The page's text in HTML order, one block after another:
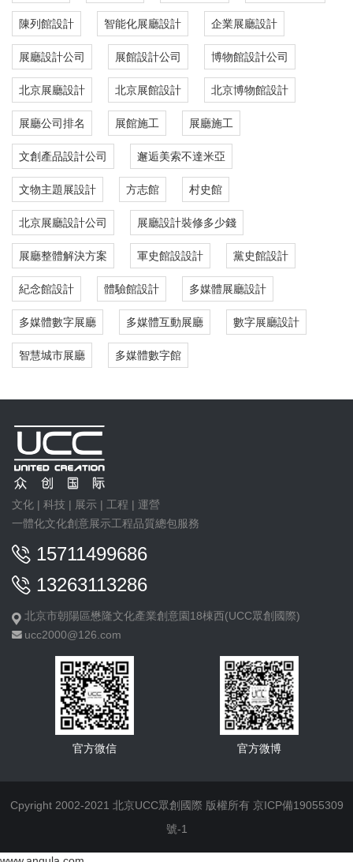
陳列館設計 智能化展廳設計 企業展廳設計
展廳設計公司 展館設計公司 博物館設計公司
北京展廳設計 北京展館設計 北京博物館設計
展廳公司排名 展館施工 展廳施工
文創產品設計公司 邂逅美索不達米亞
文物主題展設計 方志館 村史館
北京展廳設計公司 展廳設計裝修多少錢
展廳整體解決方案 軍史館設設計 黨史館設計
紀念館設計 體驗館設計 多媒體展廳設計
多媒體數字展廳 多媒體互動展廳 數字展廳設計
智慧城市展廳 多媒體數字館
文化 | 科技 | 展示 | 工程 | 運營
一體化文化創意展示工程品質總包服務
15711499686
13263113286
北京市朝陽區懋隆文化產業創意園18棟西(UCC眾創國際)
ucc2000@126.com
官方微信 官方微博
Cpyright 2002-2021 北京UCC眾創國際 版權所有 京ICP備19055309
號-1